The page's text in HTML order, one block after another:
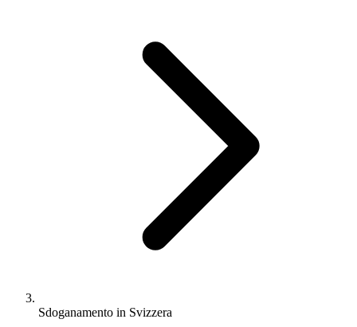
Sdoganamento in Svizzera